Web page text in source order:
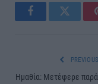
FacebookTwitter
Hμαθία: Μετέφερε